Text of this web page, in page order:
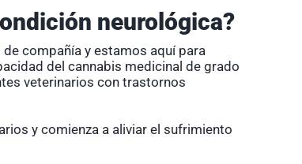
neurológica?
compañía y estamos aquí para
del cannabis medicinal de grado
veterinarios con trastornos
y comienza a aliviar el sufrimiento